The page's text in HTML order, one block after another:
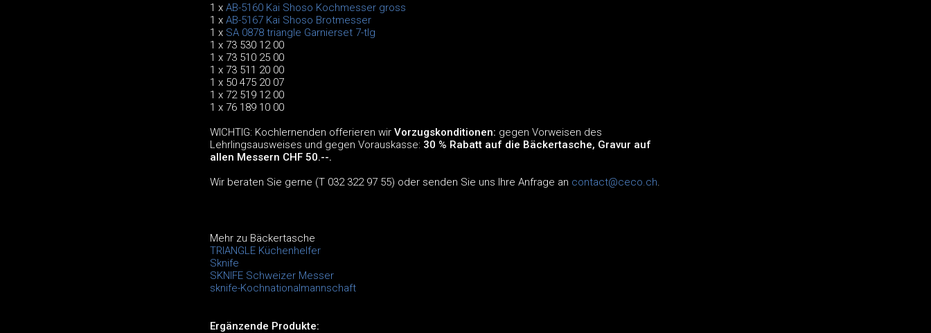
1 x AB-5160 Kai Shoso Kochmesser gross
1 x AB-5167 Kai Shoso Brotmesser
1 x SA 0878 triangle Garnierset 7-tlg
1 x 73 530 12 00
1 x 73 510 25 00
1 x 73 511 20 00
1 x 50 475 20 07
1 x 72 519 12 00
1 x 76 189 10 00
WICHTIG: Kochlernenden offerieren wir Vorzugskonditionen: gegen Vorweisen des
Lehrlingsausweises und gegen Vorauskasse: 30 % Rabatt auf die Bäckertasche, Gravur auf
allen Messern CHF 50.--.
Wir beraten Sie gerne (T 032 322 97 55) oder senden Sie uns Ihre Anfrage an contact@ceco.ch.
Mehr zu Bäckertasche
TRIANGLE Küchenhelfer
Sknife
SKNIFE Schweizer Messer
sknife-Kochnationalmannschaft
Ergänzende Produkte: